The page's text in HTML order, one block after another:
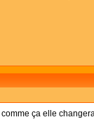
ça elle